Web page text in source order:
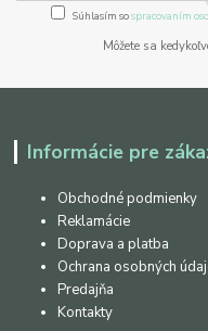
Súhlasím sospracovaním
Môžete sa
Informácie pre
Obchodné podmienky
Reklamácie
Doprava a platba
Ochrana osobných
Predajňa
Kontakty